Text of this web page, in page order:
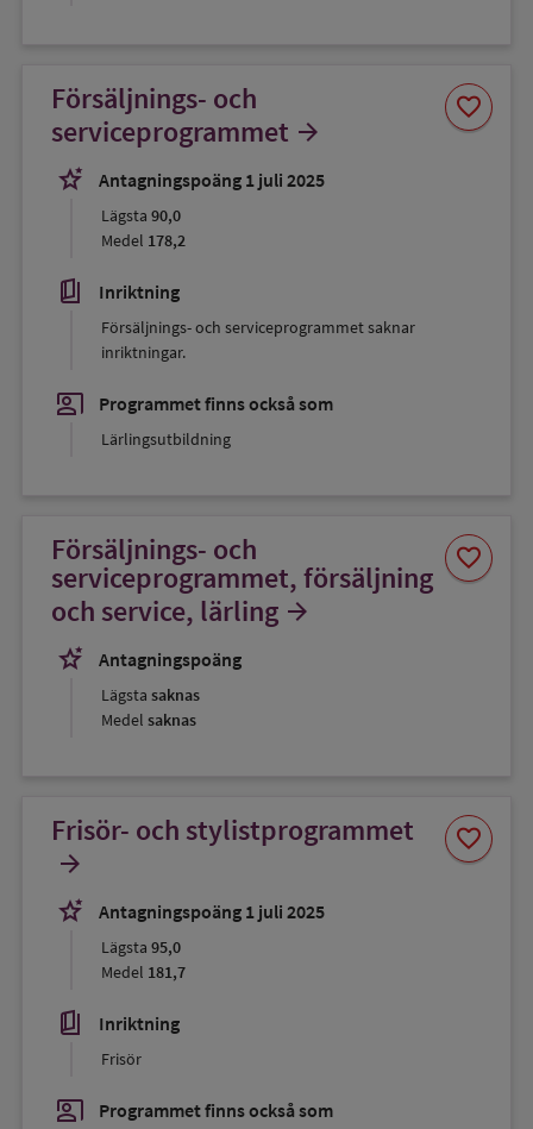
Försäljnings- och
serviceprogrammet arrow_forward
stars_2
Antagningspoäng 1 juli 2025
Lägsta 90,0
Medel 178,2
book_5 Inriktning
Försäljnings- och serviceprogrammet saknar
inriktningar.
co_present Programmet finns också som
Lärlingsutbildning
favorite
Spara
som
Försäljnings- och
serviceprogrammet, försäljning
och service, lärling arrow_forward
stars_2
Antagningspoäng
Lägsta saknas
Medel saknas
favorite
Spara
som
Frisör- och stylistprogrammet
arrow_forward
stars_2
Antagningspoäng 1 juli 2025
Lägsta 95,0
Medel 181,7
book_5 Inriktning
Frisör
co_present Programmet finns också som
favorite
Spara
som